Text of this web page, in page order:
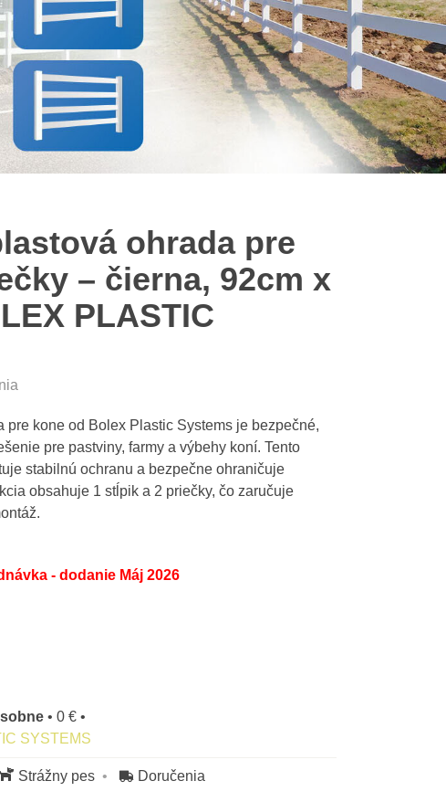
Greek
ohrada pre
– čierna, 92cm x
PLASTIC
pre kone od Bolex Plastic Systems je bezpečné,
pre pastviny, farmy a výbehy koní. Tento
stabilnú ochranu a bezpečne ohraničuje
obsahuje 1 stĺpik a 2 priečky, čo zaručuje
- dodanie Máj 2026
• 0 € •
SYSTEMS
Strážny pes Doručenia